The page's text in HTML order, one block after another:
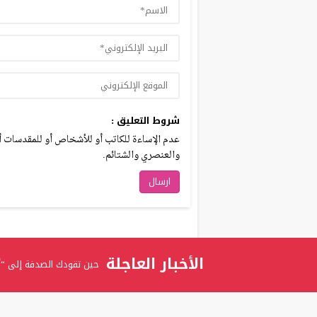
شروط التعليق :
عدم الإساءة للكاتب أو للأشخاص أو للمقدسات
والعنصري والشتائم.
الأخبار العاجلة حين تقودك الصدفة إلى
برعاية الدكتور عدنان